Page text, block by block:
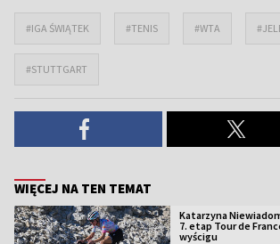
#IGA ŚWIĄTEK #TENIS #WTA
#STUTTGART
WIĘCEJ NA TEN TEMAT
Katarzyna
7. etap Tour de
wyścigu